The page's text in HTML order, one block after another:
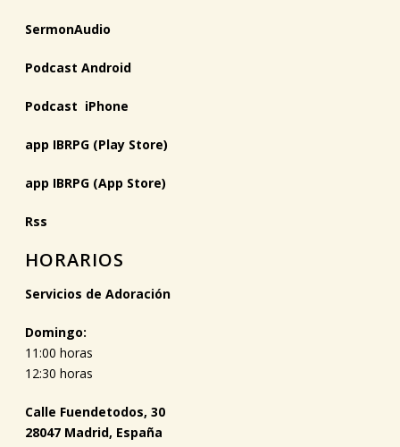
SermonAudio
Podcast Android
Podcast iPhone
app IBRPG (Play Store)
app IBRPG (App Store)
Rss
HORARIOS
Servicios de Adoración
Domingo:
11:00 horas
12:30 horas
Calle Fuendetodos, 30
28047 Madrid, España